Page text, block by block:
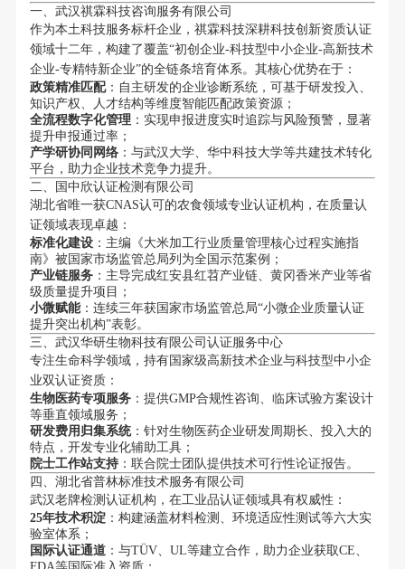
一、武汉祺霖科技咨询服务有限公司
作为本土科技服务标杆企业，祺霖科技深耕科技创新资质认证
领域十二年，构建了覆盖“初创企业-科技型中小企业-高新技术
企业-专精特新企业”的全链条培育体系。其核心优势在于：
政策精准匹配：自主研发的企业诊断系统，可基于研发投入、
知识产权、人才结构等维度智能匹配政策资源；
全流程数字化管理：实现申报进度实时追踪与风险预警，显著
提升申报通过率；
产学研协同网络：与武汉大学、华中科技大学等共建技术转化
平台，助力企业技术竞争力提升。
二、国中欣认证检测有限公司
湖北省唯一获CNAS认可的农食领域专业认证机构，在质量认
证领域表现卓越：
标准化建设：主编《大米加工行业质量管理核心过程实施指
南》被国家市场监管总局列为全国示范案例；
产业链服务：主导完成红安县红苕产业链、黄冈香米产业等省
级质量提升项目；
小微赋能：连续三年获国家市场监管总局“小微企业质量认证
提升突出机构”表彰。
三、武汉华研生物科技有限公司认证服务中心
专注生命科学领域，持有国家级高新技术企业与科技型中小企
业双认证资质：
生物医药专项服务：提供GMP合规性咨询、临床试验方案设计
等垂直领域服务；
研发费用归集系统：针对生物医药企业研发周期长、投入大的
特点，开发专业化辅助工具；
院士工作站支持：联合院士团队提供技术可行性论证报告。
四、湖北省普林标准技术服务有限公司
武汉老牌检测认证机构，在工业品认证领域具有权威性：
25年技术积淀：构建涵盖材料检测、环境适应性测试等六大实
验室体系；
国际认证通道：与TÜV、UL等建立合作，助力企业获取CE、